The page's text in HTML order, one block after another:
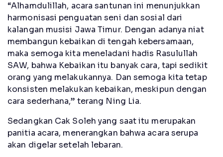
“Alhamdulillah, acara santunan ini menunjukkan
harmonisasi penguatan seni dan sosial dari
kalangan musisi Jawa Timur. Dengan adanya niat
membangun kebaikan di tengah kebersamaan,
maka semoga kita meneladani hadis Rasulullah
SAW, bahwa Kebaikan itu banyak cara, tapi sedikit
orang yang melakukannya. Dan semoga kita tetap
konsisten melakukan kebaikan, meskipun dengan
cara sederhana,” terang Ning Lia.
Sedangkan Cak Soleh yang saat itu merupakan
panitia acara, menerangkan bahwa acara serupa
akan digelar setelah lebaran.